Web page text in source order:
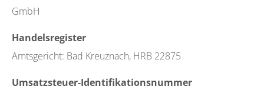
GmbH
Handelsregister
Amtsgericht: Bad Kreuznach, HRB 22875
Umsatzsteuer-Identifikationsnummer